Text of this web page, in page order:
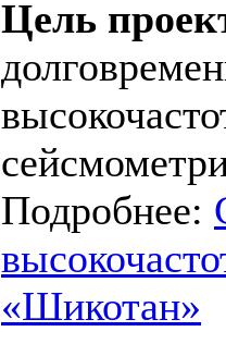
Цель
Подробнее:
«Шикотан»